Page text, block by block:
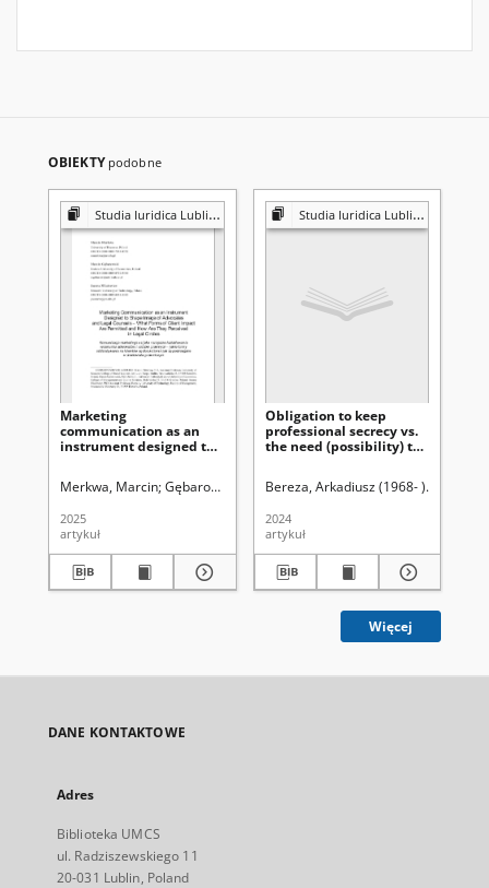
OBIEKTY podobne
Studia Iuridica Lublinensia
Marketing
communication as an
instrument designed to
counsels – what forms of
permitted and how are
they perceived in legal
circles
Merkwa, Marcin Gębarowski, Marcin Wiażewicz, Joanna Uniwersytet
2025
artykuł
Studia Iuridica Lublinensia
Obligation to keep
professional secrecy vs.
the need (possibility) to
by it by the
law
Bereza, Arkadiusz (1968- )
2024
artykuł
Więcej
DANE KONTAKTOWE
Adres
Biblioteka UMCS
ul. Radziszewskiego 11
20-031 Lublin, Poland